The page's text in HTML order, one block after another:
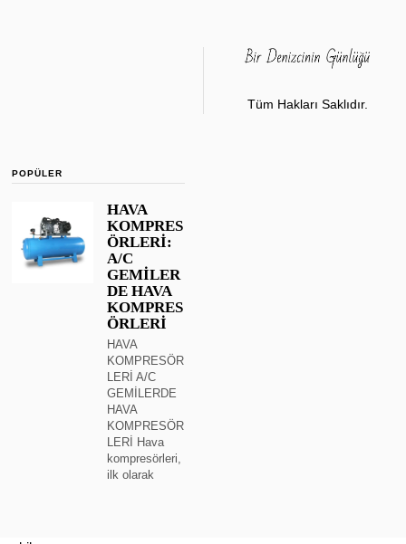
Tüm Hakları Saklıdır.
POPÜLER
HAVA
KOMPRES
ÖRLERİ:
A/C
GEMİLER
DE HAVA
KOMPRES
ÖRLERİ
HAVA
KOMPRESÖR
LERİ A/C
GEMİLERDE
HAVA
KOMPRESÖR
LERİ Hava
kompresörleri,
ilk olarak